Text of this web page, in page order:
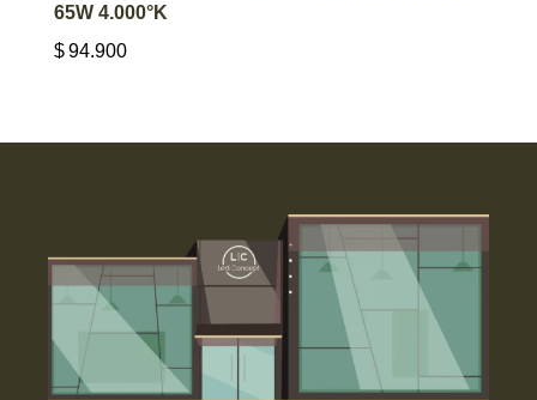
65W 4.000°K
$94.900